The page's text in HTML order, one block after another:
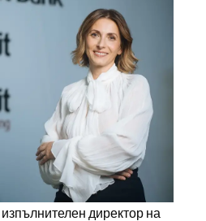
директор на